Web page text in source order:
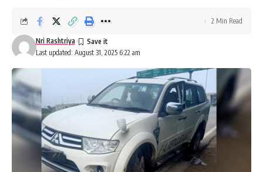
Last updated: August 31, 2025 6:22 am
Nri Rashtriya
2 Min Read